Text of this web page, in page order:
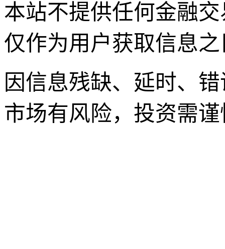
本站不提供任何金融
仅作为用户获取信息
因信息残缺、延时、
市场有风险，投资需